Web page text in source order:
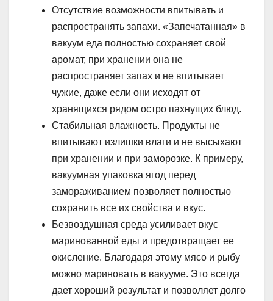
Отсутствие возможности впитывать и
распространять запахи. «Запечатанная» в
вакуум еда полностью сохраняет свой
аромат, при хранении она не
распространяет запах и не впитывает
чужие, даже если они исходят от
хранящихся рядом остро пахнущих блюд.
Стабильная влажность. Продукты не
впитывают излишки влаги и не высыхают
при хранении и при заморозке. К примеру,
вакуумная упаковка ягод перед
замораживанием позволяет полностью
сохранить все их свойства и вкус.
Безвоздушная среда усиливает вкус
маринованной еды и предотвращает ее
окисление. Благодаря этому мясо и рыбу
можно мариновать в вакууме. Это всегда
дает хороший результат и позволяет долго